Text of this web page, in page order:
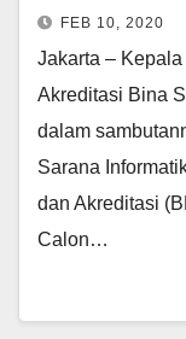
FEB 10, 2020
Jakarta –
Akreditasi Bina
dalam
Sarana
dan Akreditasi
Calon…